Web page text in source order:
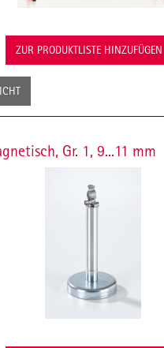
ZUR PRODUKTLISTE HINZUFÜGEN
Gr. 1, 9...11 mm